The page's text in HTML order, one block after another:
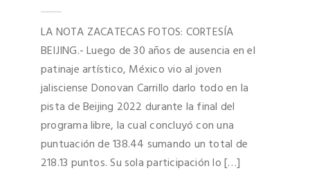
LA NOTA ZACATECAS FOTOS: CORTESÍA
BEIJING.- Luego de 30 años de ausencia en el
patinaje artístico, México vio al joven
jalisciense Donovan Carrillo darlo todo en la
pista de Beijing 2022 durante la final del
programa libre, la cual concluyó con una
puntuación de 138.44 sumando un total de
218.13 puntos. Su sola participación lo […]